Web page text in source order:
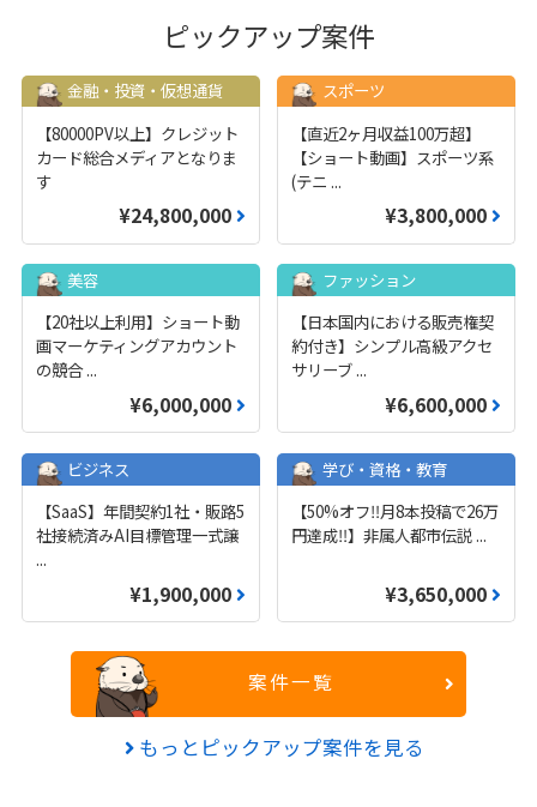
ピックアップ案件
金融・投資・仮想通貨
【80000PV以上】クレジット
カード総合メディアとなりま
す
¥24,800,000
スポーツ
【直近2ヶ月収益100万超】
【ショート動画】スポーツ系
(テニ ...
¥3,800,000
美容
【20社以上利用】ショート動
画マーケティングアカウント
の競合...
¥6,000,000
ファッション
【日本国内における販売権契
約付き】シンプル高級アクセ
サリーブ ...
¥6,600,000
ビジネス
【SaaS】年間契約1社・販路5
社接続済みAI目標管理一式譲
...
¥1,900,000
学び・資格・教育
【50%オフ‼️月8本投稿で26万
円達成‼️】非属人都市伝説 ...
¥3,650,000
案件一覧
もっとピックアップ案件を見る